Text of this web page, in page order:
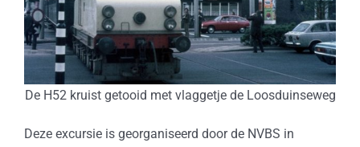
De H52 kruist getooid met vlaggetje de Loosduinseweg
Deze excursie is georganiseerd door de NVBS in